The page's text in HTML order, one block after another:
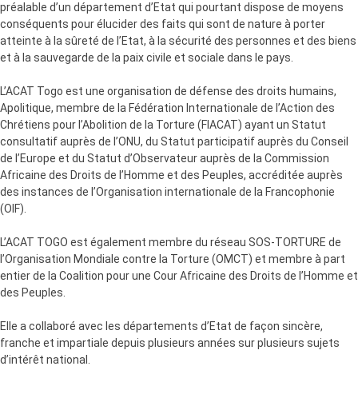
préalable d’un département d’Etat qui pourtant dispose de moyens
conséquents pour élucider des faits qui sont de nature à porter
atteinte à la sûreté de l’Etat, à la sécurité des personnes et des biens
et à la sauvegarde de la paix civile et sociale dans le pays.
L’ACAT Togo est une organisation de défense des droits humains,
Apolitique, membre de la Fédération Internationale de l’Action des
Chrétiens pour l’Abolition de la Torture (FIACAT) ayant un Statut
consultatif auprès de l’ONU, du Statut participatif auprès du Conseil
de l’Europe et du Statut d’Observateur auprès de la Commission
Africaine des Droits de l’Homme et des Peuples, accréditée auprès
des instances de l’Organisation internationale de la Francophonie
(OIF).
L’ACAT TOGO est également membre du réseau SOS-TORTURE de
l’Organisation Mondiale contre la Torture (OMCT) et membre à part
entier de la Coalition pour une Cour Africaine des Droits de l’Homme et
des Peuples.
Elle a collaboré avec les départements d’Etat de façon sincère,
franche et impartiale depuis plusieurs années sur plusieurs sujets
d’intérêt national.